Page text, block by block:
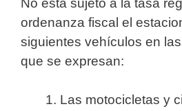
ordenanza fiscal el
siguientes vehículos en
que se expresan:
Las motocicletas y